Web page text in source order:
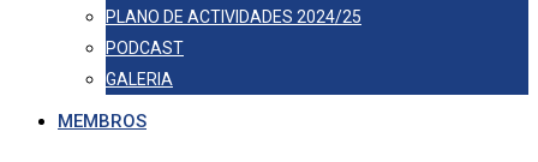
PLANO DE ACTIVIDADES 2024/25
PODCAST
GALERIA
MEMBROS